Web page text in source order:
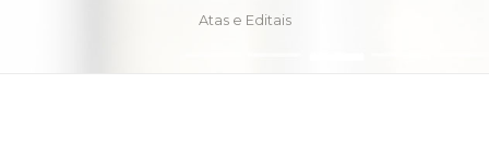
Atas e Editais